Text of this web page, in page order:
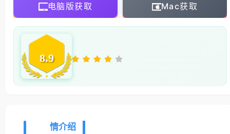
电脑版获取 Mac获取
8.9
情介绍